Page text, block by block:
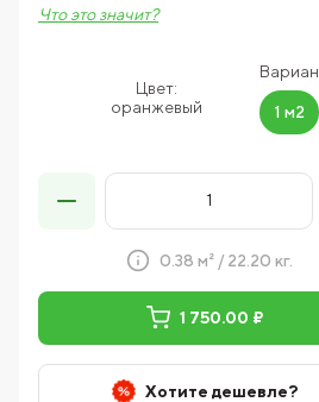
Цвет:
оранжевый
1 м2
Что это значит?
0.38 м² / 22.20 кг.
1 750.00 ₽
Хотите дешевле?